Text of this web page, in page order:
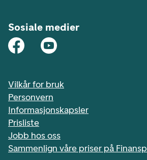
Sosiale medier
Vilkår for bruk
Personvern
Informasjonskapsler
Prisliste
Jobb hos oss
Sammenlign våre priser på